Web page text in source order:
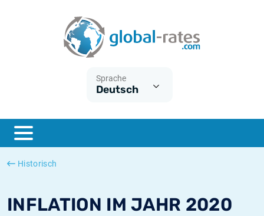
Sprache
Deutsch
Historisch
INFLATION IM JAHR 2020
ESTER
SONIA
Was ist die VPI-Inflation?
Was ist die HVPI-Inflation?
Deutsche inflation
Europäische inflation
Historische Euribor-Sätze
Historische ESTER-Sätze
Historische SOFR-Sätze
Historische SONIA-Sätze
Inflationsrechner